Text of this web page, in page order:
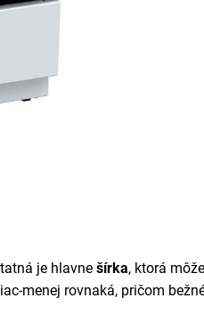
je hlavne šírka, ktorá
menej rovnaká, pričom